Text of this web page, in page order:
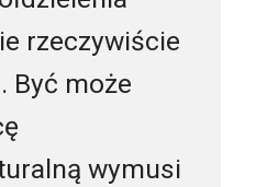
rzeczywiście
Być może
wymusi